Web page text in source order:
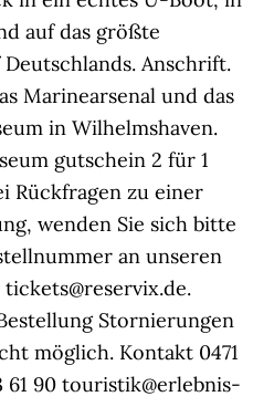
auf das größte
Anschrift.
Marinearsenal und das
in Wilhelmshaven.
gutschein 2 für 1
Rückfragen zu einer
wenden Sie sich bitte
an unseren
Stornierungen
möglich. Kontakt 0471
61 90 touristik@erlebnis-